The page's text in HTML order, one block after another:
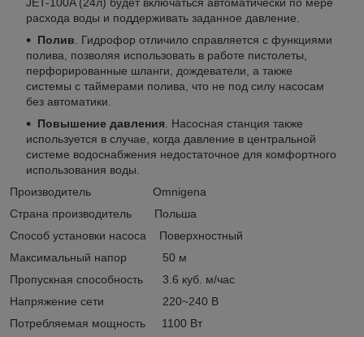
расхода воды и поддерживать заданное давление.
Полив . Гидрофор отличило справляется с функциями
полива, позволяя использовать в работе пистолеты,
перфорированные шланги, дождеватели, а также
системы с таймерами полива, что не под силу насосам
без автоматики.
Повышение давления . Насосная станция также
используется в случае, когда давление в центральной
системе водоснабжения недостаточное для комфортного
использования воды.
Производитель Omnigena
Страна производитель Польша
Способ установки насоса Поверхностный
Максимальный напор 50 м
Пропускная способность 3.6 куб. м/час
Напряжение сети 220~240 В
Потребляемая мощность 1100 Вт